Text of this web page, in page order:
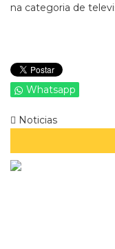
na categoria de
Whatsapp
Noticias